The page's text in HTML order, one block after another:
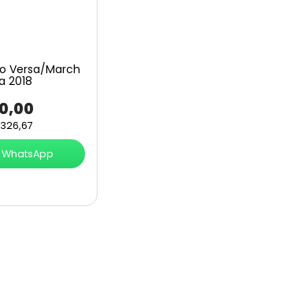
Versa/March
2018
326,67